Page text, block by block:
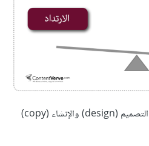
تملك الأزرار ركنان أساسيّان هما: التصميم (design) والإنشاء (copy)